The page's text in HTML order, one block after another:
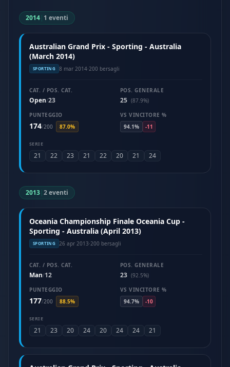
2014| 1 eventi
Australian Grand Prix - Sporting - Australia
(March 2014)
SPORTING 8 mar 2014·200 bersagli
CAT. / POS. CAT.
Open/23
POS. GENERALE
25 (87.9%)
PUNTEGGIO
174/200 87.0%
VS VINCITORE %
94.1%
-11
SERIE
21 22 23 21 22 20 21 24
2013|2 eventi
Oceania Championship Finale Oceania Cup -
Sporting - Australia (April 2013)
SPORTING 26 apr 2013·200 bersagli
CAT. / POS. CAT.
Man/12
POS. GENERALE
23 (92.5%)
PUNTEGGIO
177/200 88.5%
VS VINCITORE %
94.7%
-10
SERIE
21 23 20 24 20 24 24 21